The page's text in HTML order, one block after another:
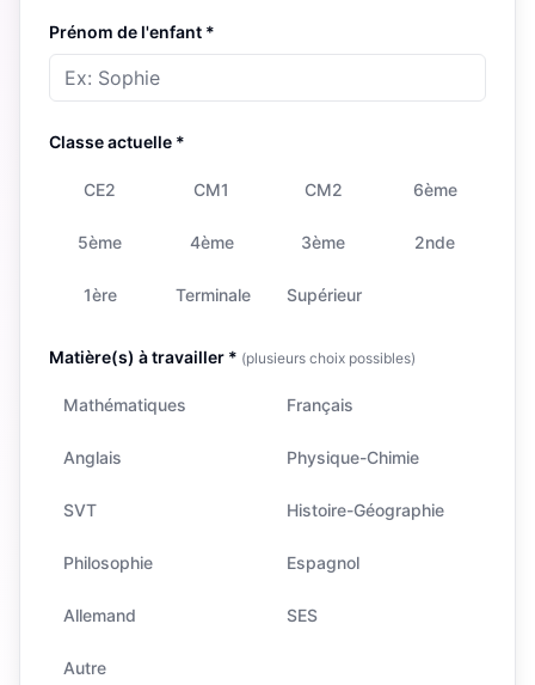
Prénom de l'enfant *
Classe actuelle *
CE2 CM1 CM2 6ème
5ème 4ème 3ème 2nde
1ère Terminale Supérieur
Matière(s) à travailler * (plusieurs choix possibles)
Mathématiques Français
Anglais Physique-Chimie
SVT Histoire-Géographie
Philosophie Espagnol
Allemand SES
Autre